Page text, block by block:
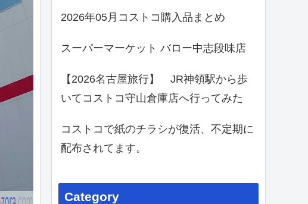
2026年05月コストコ購入品まとめ
スーパーマーケット バロー中志段味店
【2026名古屋旅行】 JR神領駅から歩
いてコストコ守山倉庫店へ行ってみた
コストコで紙のチラシが復活、不定期に
配布されてます。
Category